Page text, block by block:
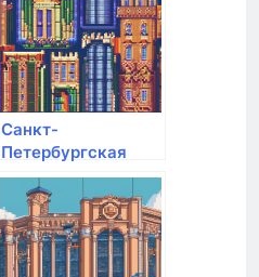
Санкт-
Петербургская
Юридическая
Академия